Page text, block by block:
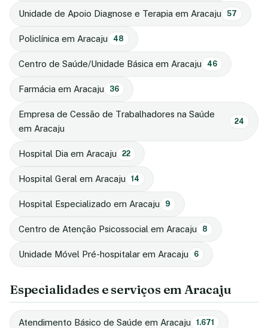
Unidade de Apoio Diagnose e Terapia em Aracaju 57
Policlínica em Aracaju 48
Centro de Saúde/Unidade Básica em Aracaju 46
Farmácia em Aracaju 36
Empresa de Cessão de Trabalhadores na Saúde
em Aracaju
24
Hospital Dia em Aracaju 22
Hospital Geral em Aracaju 14
Hospital Especializado em Aracaju 9
Centro de Atenção Psicossocial em Aracaju 8
Unidade Móvel Pré-hospitalar em Aracaju 6
Especialidades e serviços em Aracaju
Atendimento Básico de Saúde em Aracaju 1.671